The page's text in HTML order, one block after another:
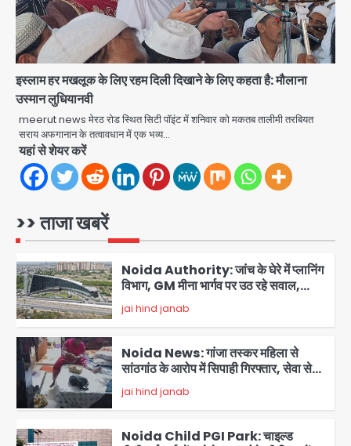
इस्लाम हर मखलूक के लिए रहम दिली दिखाने के लिए कहता है: मौलाना
उस्मान लुधियानवी
meerut news मेरठ रोड स्थित सिटी पॉइंट में शनिवार को मकतब तालीमी तरबियत
सराय अफगानान के तत्वावधान में एक भव्य…
यहां से शेयर करें
>> ताजा खबरें
5
Jharkhand PSC Exam Scam:
रांची में छात्रों का आंदोलन तेज, सरकार से
बातचीत को तैयार, रखीं दो बड़ी शर्तें
jai hind janab
1
में रंगीन लाइटों की चमक, लेकिन सड़कें अभी भी
उखड़ी: प्राधिकरण के सौंदर्यीकरण बनाम आम
2
Noida Authority: जांच के घेरे में प्लानिंग
3
Noida News: गांजा तस्कर महिला से
सांठगांठ के आरोप में सिपाही गिरफ्तार, सेवा से
बर्खास्त, कई पुलिसकर्मियों में डर
jai hind janab
4
Noida Child PGI Park: चाइल्ड
पीजीआई पार्क में झूले के पास लोहे की ग्रिल में
उतरा करंट, 7 साल के बच्चे की हालत गंभीर,
Avinash Kumar
Jharkhand PSC Exam Scam: